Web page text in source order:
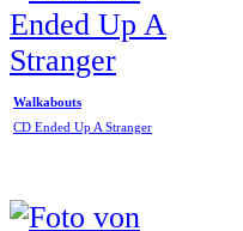
Walkabouts
CD Ended Up A Stranger